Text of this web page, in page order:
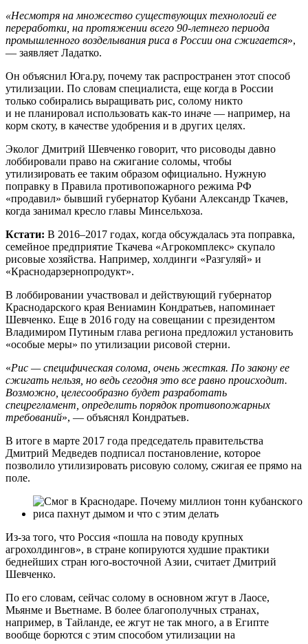
«Несмотря на множество существующих технологий ее
переработки, на протяжении всего 90-летнего периода
промышленного возделывания риса в России она сжигается»,
— заявляет Ладатко.
Он объяснил Юга.ру, почему так распространен этот способ
утилизации. По словам специалиста, еще когда в России
только собирались выращивать рис, солому никто
и не планировал использовать как-то иначе — например, на
корм скоту, в качестве удобрения и в других целях.
Эколог Дмитрий Шевченко говорит, что рисоводы давно
лоббировали право на сжигание соломы, чтобы
утилизировать ее таким образом официально. Нужную
поправку в Правила противопожарного режима РФ
«продавил» бывший губернатор Кубани Александр Ткачев,
когда занимал кресло главы Минсельхоза.
Кстати: В 2016–2017 годах, когда обсуждалась эта поправка,
семейное предприятие Ткачева «Агрокомплекс» скупало
рисовые хозяйства. Например, холдинги «Разгуляй» и
«Краснодарзернопродукт».
В лоббировании участвовал и действующий губернатор
Краснодарского края Вениамин Кондратьев, напоминает
Шевченко. Еще в 2016 году на совещании с президентом
Владимиром Путиным глава региона предложил установить
«особые меры» по утилизации рисовой стерни.
«Рис — специфическая солома, очень жесткая. По закону ее
сжигать нельзя, но ведь сегодня это все равно происходит.
Возможно, целесообразно будет разработать
спецрегламент, определить порядок противопожарных
требований», — объяснял Кондратьев.
В итоге в марте 2017 года председатель правительства
Дмитрий Медведев подписал постановление, которое
позволило утилизировать рисовую солому, сжигая ее прямо на
поле.
Из-за того, что Россия «пошла на поводу крупных
агрохолдингов», в стране копируются худшие практики
беднейших стран юго-восточной Азии, считает Дмитрий
Шевченко.
По его словам, сейчас солому в основном жгут в Лаосе,
Мьянме и Вьетнаме. В более благополучных странах,
например, в Тайланде, ее жгут не так много, а в Египте
вообще борются с этим способом утилизации на